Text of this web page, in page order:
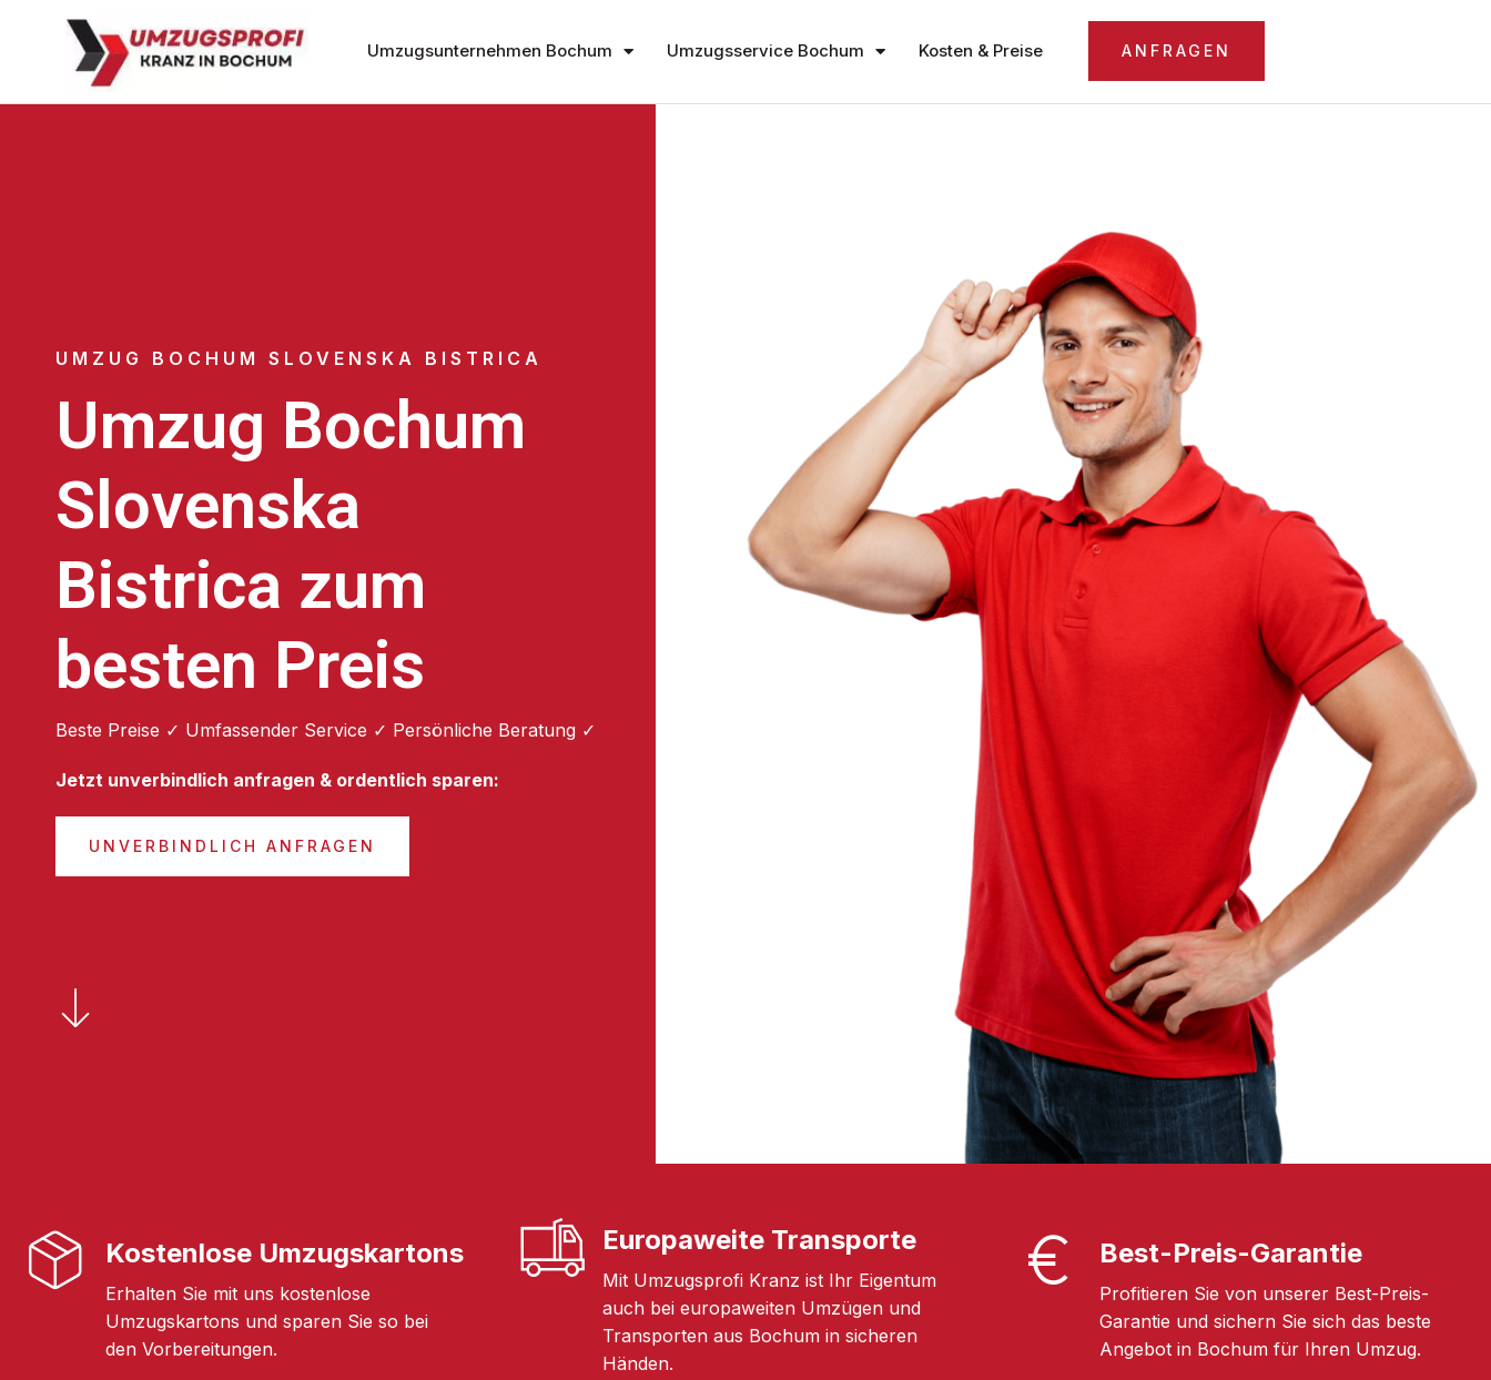
Umzugsunternehmen Bochum Umzugsservice Bochum Kosten & Preise ANFRAGEN
UMZUG BOCHUM SLOVENSKA BISTRICA
Umzug Bochum
Slovenska
Bistrica zum
besten Preis
Beste Preise ✓ Umfassender Service ✓ Persönliche Beratung ✓
Jetzt unverbindlich anfragen & ordentlich sparen:
UNVERBINDLICH ANFRAGEN
Kostenlose Umzugskartons
Erhalten Sie mit uns kostenlose
Umzugskartons und sparen Sie so bei
den Vorbereitungen.
Europaweite Transporte
Mit Umzugsprofi Kranz ist Ihr Eigentum
auch bei europaweiten Umzügen und
Transporten aus Bochum in sicheren
Händen.
Best-Preis-Garantie
Profitieren Sie von unserer Best-Preis-
Garantie und sichern Sie sich das beste
Angebot in Bochum für Ihren Umzug.